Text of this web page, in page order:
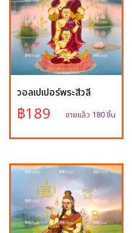
วอลเปเปอร์พระสีวลี
฿189 ขายแล้ว 180 ชิ้น